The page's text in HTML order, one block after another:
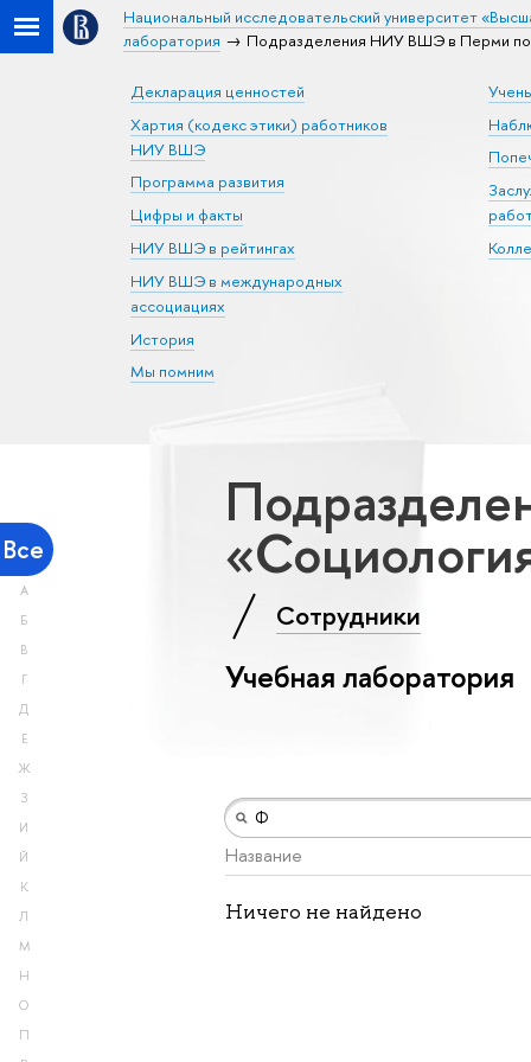
Национальный исследовательский университет
лаборатория
Подразделения НИУ ВШЭ в Перми по
Декларация ценностей
Хартия (кодекс этики) работников
НИУ ВШЭ
Программа развития
Цифры и факты
НИУ ВШЭ в рейтингах
НИУ ВШЭ в международных
ассоциациях
История
Мы помним
Все
А
Б
В
Г
Д
Е
Ж
З
И
Й
К
Л
М
Н
О
П
Сотрудники
Учебная лаборатория
Название
Ничего не найдено